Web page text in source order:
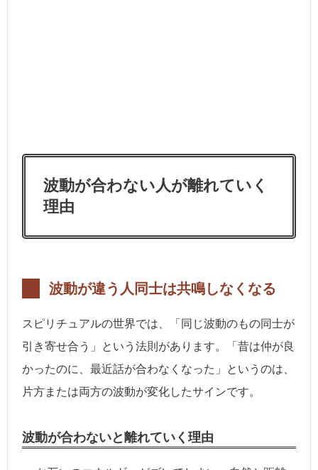
波動が合わない人が離れていく
理由
波動が違う人同士は共鳴しなくなる
スピリチュアルの世界では、「同じ波動のもの同士が
引き寄せ合う」という法則があります。「昔は仲が良
かったのに、最近話が合わなくなった」というのは、
片方または両方の波動が変化したサインです。
波動が合わないと離れていく理由